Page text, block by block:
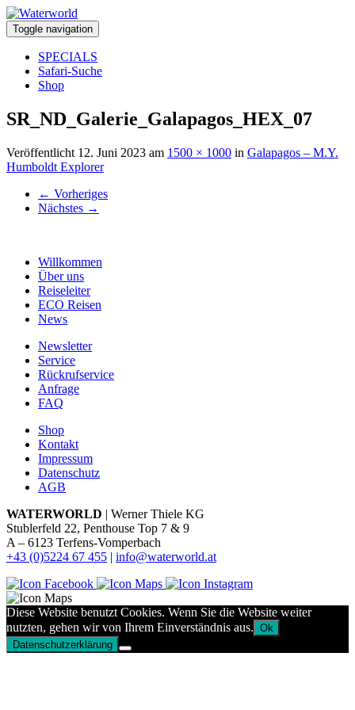
Toggle navigation
SPECIALS
Safari-Suche
Shop
SR_ND_Galerie_Galapagos_HEX_07
Veröffentlicht 12. Juni 2023 am 1500 × 1000 in Galapagos – M.Y.
Humboldt Explorer
← Vorheriges
Nächstes →
Willkommen
Über uns
Reiseleiter
ECO Reisen
News
Newsletter
Service
Rückrufservice
Anfrage
FAQ
Shop
Kontakt
Impressum
Datenschutz
AGB
WATERWORLD | Werner Thiele KG
Stublerfeld 22, Penthouse Top 7 & 9
A – 6123 Terfens-Vomperbach
+43 (0)5224 67 455 | info@waterworld.at
Diese Website benutzt Cookies. Wenn Sie die Website weiter
nutzten, gehen wir von Ihrem Einverständnis aus. Ok
Datenschutzerklärung